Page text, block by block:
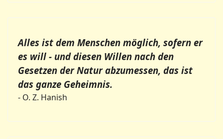
Alles ist dem Menschen möglich, sofern er
es will - und diesen Willen nach den
Gesetzen der Natur abzumessen, das ist
das ganze Geheimnis.
- O. Z. Hanish